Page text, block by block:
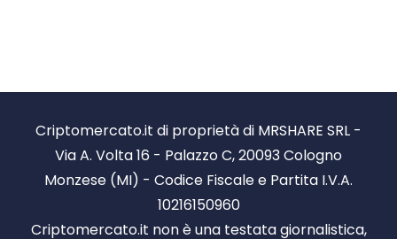
Criptomercato.it di proprietà di MRSHARE SRL -
Via A. Volta 16 - Palazzo C, 20093 Cologno
Monzese (MI) - Codice Fiscale e Partita I.V.A.
10216150960
Criptomercato.it non è una testata giornalistica,